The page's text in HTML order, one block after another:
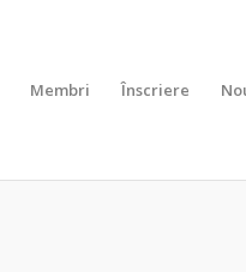
Membri Înscriere